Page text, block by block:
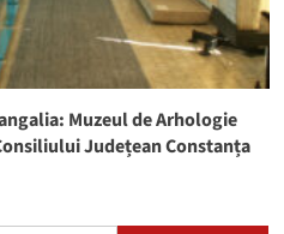
Muzeul de Arhologie
Județean Constanța